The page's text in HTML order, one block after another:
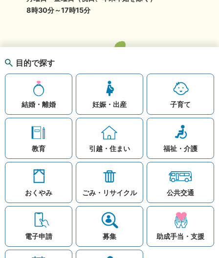
知りたい情報を検索
目的で探す
結婚・離婚 妊娠・出産 子育て
教育 引越・住まい 福祉・介護
おくやみ ごみ・リサイクル 公共交通
電子申請 募集 助成手当・支援
8時30分～17時15分
お問い合わせ
リンク集
このホームページ
著作権と免責事項につ
プライバシーポリシー